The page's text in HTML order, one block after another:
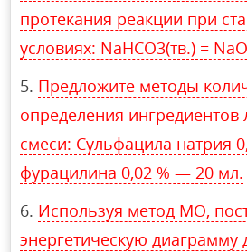
протекания реакции при
условиях: NaHCO3(тв.) =
Предложите методы
определения ингредиентов
смеси: Сульфацила натрия
фурацилина 0,02 % — 20 мл.
Используя метод МО,
энергетическую диаграмму